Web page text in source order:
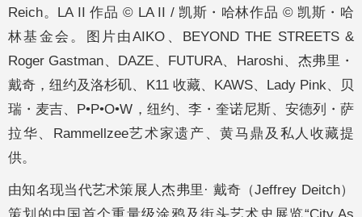
Reich。LA II 作品 © LA II / 凯斯・哈林作品 © 凯斯・哈
林基金会。图片由AIKO、BEYOND THE STREETS &
Roger Gastman、DAZE、FUTURA、Haroshi、杰弗里・
戴奇，纽约及洛杉矶、K11 收藏、KAWS、Lady Pink、贝
瑞・麦吉、P•P•O•W，纽约、李・奎诺尼斯、安德列・萨
拉华、Rammellzee艺术家遗产、黄马鼎及私人收藏提
供。
由知名现当代艺术策展人杰弗里· 戴奇（Jeffrey Deitch）